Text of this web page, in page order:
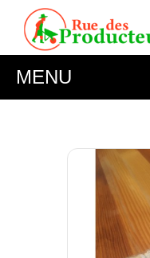
MENU